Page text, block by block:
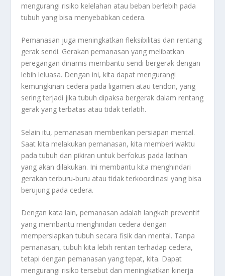
mengurangi risiko kelelahan atau beban berlebih pada
tubuh yang bisa menyebabkan cedera.
Pemanasan juga meningkatkan fleksibilitas dan rentang
gerak sendi. Gerakan pemanasan yang melibatkan
peregangan dinamis membantu sendi bergerak dengan
lebih leluasa. Dengan ini, kita dapat mengurangi
kemungkinan cedera pada ligamen atau tendon, yang
sering terjadi jika tubuh dipaksa bergerak dalam rentang
gerak yang terbatas atau tidak terlatih.
Selain itu, pemanasan memberikan persiapan mental.
Saat kita melakukan pemanasan, kita memberi waktu
pada tubuh dan pikiran untuk berfokus pada latihan
yang akan dilakukan. Ini membantu kita menghindari
gerakan terburu-buru atau tidak terkoordinasi yang bisa
berujung pada cedera.
Dengan kata lain, pemanasan adalah langkah preventif
yang membantu menghindari cedera dengan
mempersiapkan tubuh secara fisik dan mental. Tanpa
pemanasan, tubuh kita lebih rentan terhadap cedera,
tetapi dengan pemanasan yang tepat, kita. Dapat
mengurangi risiko tersebut dan meningkatkan kinerja